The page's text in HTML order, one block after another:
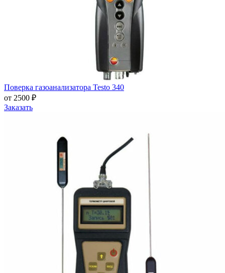
Поверка газоанализатора Testo 340
от 2500 ₽
Заказать